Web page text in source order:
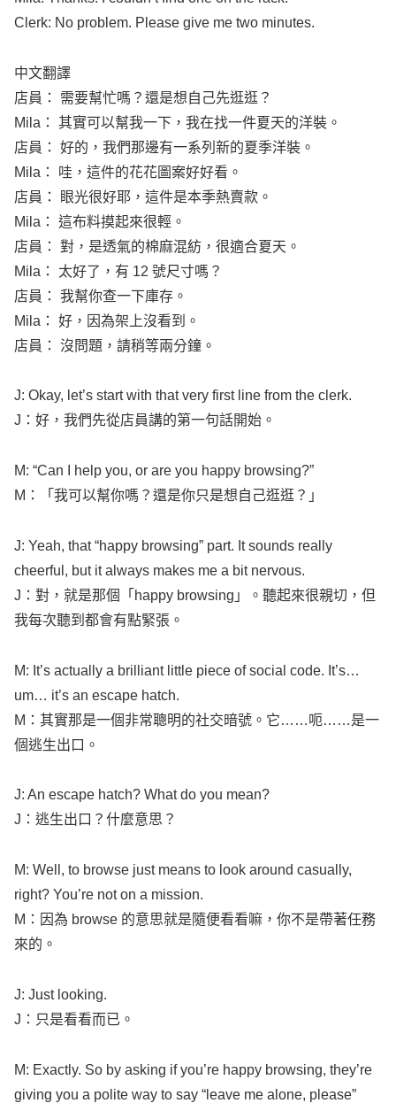
Clerk: No problem. Please give me two minutes.
中文翻譯
店員： 需要幫忙嗎？還是想自己先逛逛？
Mila ： 其實可以幫我一下，我在找一件夏天的洋裝。
店員： 好的，我們那邊有一系列新的夏季洋裝。
Mila ： 哇，這件的花花圖案好好看。
店員： 眼光很好耶，這件是本季熱賣款。
Mila ： 這布料摸起來很輕。
店員： 對，是透氣的棉麻混紡，很適合夏天。
Mila ： 太好了，有 12 號尺寸嗎？
店員： 我幫你查一下庫存。
Mila ： 好，因為架上沒看到。
店員： 沒問題，請稍等兩分鐘。
J: Okay, let’s startwith that very first line from the clerk.
J：好，我們先從店員講的第一句話開始。
M: “Can I help you, or are you happy browsing?”
M：「我可以幫你嗎？還是你只是想自己逛逛？」
J: Yeah, that “happy browsing” part. Itsounds really
cheerful , but it always makes me a bit nervous.
J：對，就是那個「 happy browsing 」。聽起來很親切，但
我每次聽到都會有點緊張。
M: It’s actually a brilliant little piece ofsocial code. It’s…
um… it’s an escape hatch.
M：其實那是一個非常聰明的社交暗號。它……呃……是一
個逃生出口。
J: An escape hatch? Whatdo you mean?
J：逃生出口？什麼意思？
M: Well , to browse just means to look around casually,
right? You’re not on a mission.
M：因為 browse 的意思就是隨便看看嘛，你不是帶著任務
來的。
J: Just looking.
J：只是看看而已。
M: Exactly. So by asking ifyou’re happy browsing, they’re
giving you a polite way to say “ leave me alone, please”